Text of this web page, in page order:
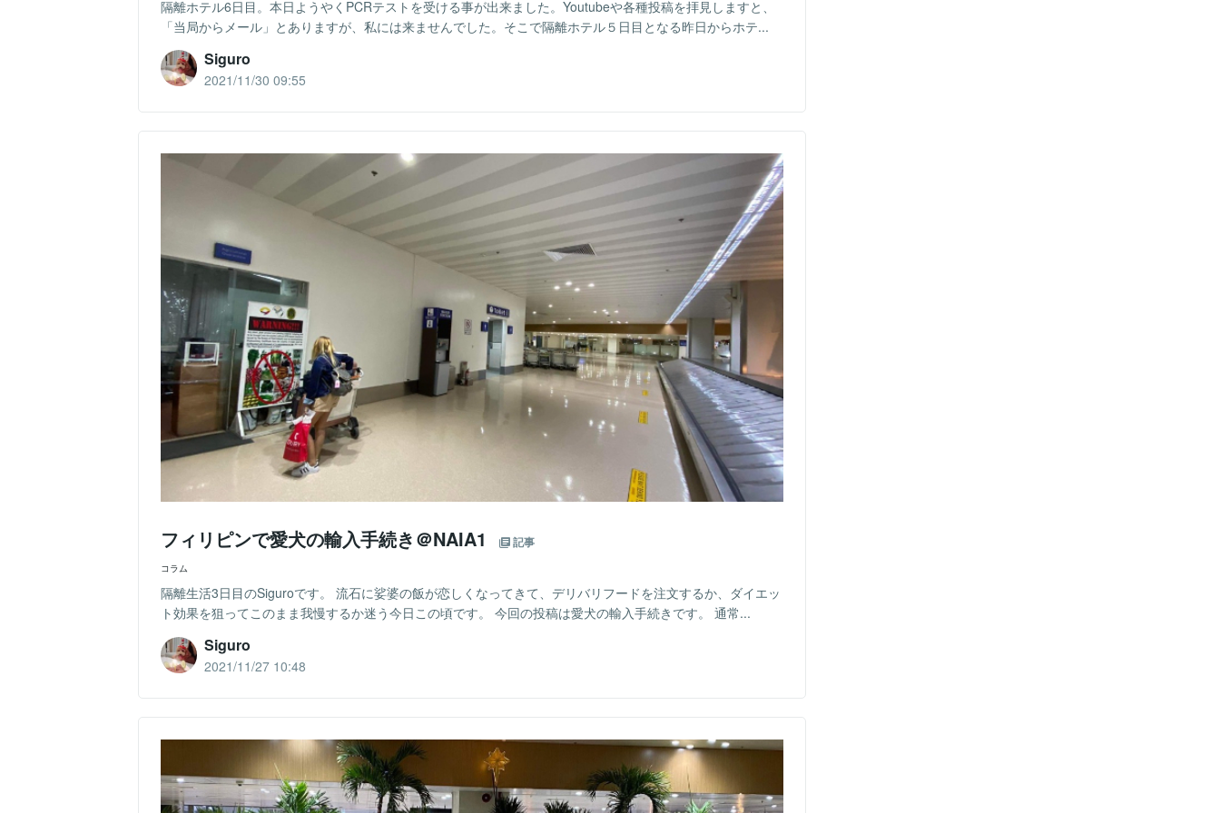
隔離ホテル6日目。本日ようやくPCRテストを受ける事が出来ました。Youtubeや各種投稿を拝見しますと、
「当局からメール」とありますが、私には来ませんでした。そこで隔離ホテル５日目となる昨日からホテ...
Siguro
2021/11/30 09:55
フィリピンで愛犬の輸入手続き＠NAIA1 記事
コラム
隔離生活3日目のSiguroです。 流石に娑婆の飯が恋しくなってきて、デリバリフードを注文するか、ダイエッ
ト効果を狙ってこのまま我慢するか迷う今日この頃です。 今回の投稿は愛犬の輸入手続きです。 通常...
Siguro
2021/11/27 10:48